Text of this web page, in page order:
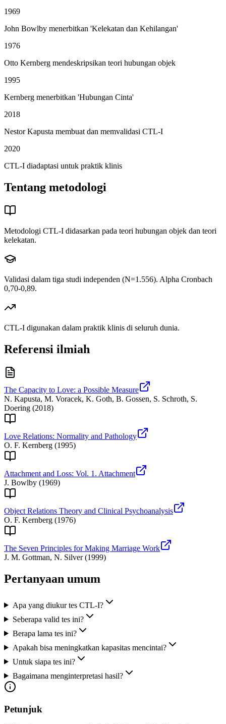
1969
John Bowlby menerbitkan 'Kelekatan dan Kehilangan'
1976
Otto Kernberg mendeskripsikan teori hubungan objek
1995
Kernberg menerbitkan 'Hubungan Cinta'
2018
Nestor Kapusta membuat dan memvalidasi CTL-I
2020
CTL-I diadaptasi untuk praktik klinis
Tentang metodologi
Metodologi CTL-I didasarkan pada teori hubungan objek dan teori
kelekatan.
Validasi dalam tiga studi independen (N=1.556). Alpha Cronbach
0,70-0,89.
CTL-I digunakan dalam praktik klinis di seluruh dunia.
Referensi ilmiah
The Capacity to Love: a Possible Measure
N. Kapusta, M. Voracek, K. Goth, B. Gossen, S. Schroth, S.
Doering (2018)
Love Relations: Normality and Pathology
O. F. Kernberg (1995)
Attachment and Loss: Vol. 1. Attachment
J. Bowlby (1969)
Object Relations Theory and Clinical Psychoanalysis
O. F. Kernberg (1976)
The Seven Principles for Making Marriage Work
J. M. Gottman, N. Silver(1999)
Pertanyaan umum
Apa yang diukur tes CTL-I?
Seberapa valid tes ini?
Berapa lama tes ini?
Apakah bisa meningkatkan kapasitas mencintai?
Untuk siapa tes ini?
Bagaimana menginterpretasi hasil?
Petunjuk